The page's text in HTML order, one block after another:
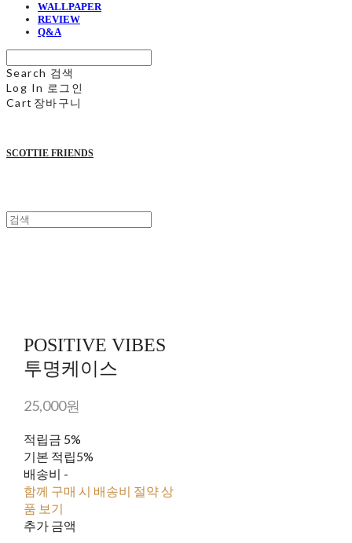
WALLPAPER
REVIEW
Q&A
Search 검색
Log In 로그인
Cart 장바구니
SCOTTIE FRIENDS
POSITIVE VIBES
투명케이스
25,000원
적립금 5%
기본 적립5%
배송비 -
함께 구매 시 배송비 절약 상
품 보기
추가 금액